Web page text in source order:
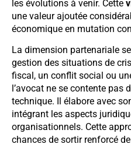
les évolutions à venir. Cette
une valeur ajoutée
économique en mutation
La dimension partenariale
gestion des situations de
fiscal, un conflit social ou
l’avocat ne se contente pas
technique. Il élabore avec
intégrant les aspects
organisationnels. Cette
chances de sortir renforcé de